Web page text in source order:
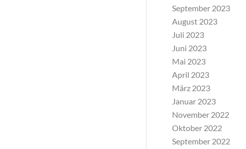
September 2023
August 2023
Juli 2023
Juni 2023
Mai 2023
April 2023
März 2023
Januar 2023
November 2022
Oktober 2022
September 2022